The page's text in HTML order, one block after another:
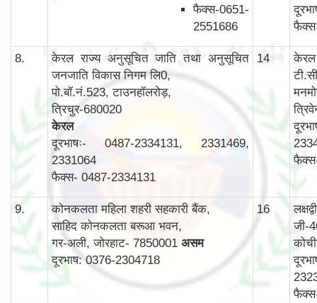
फैक्स-0651-
2551686
8.
केरल राज्य अनुसूचित जाति तथा अनुसूचित
जनजाति विकास निगम लि0,
पो.बॉ.नं.523, टाउनहॉलरोड़,
त्रिचुर-680020
केरल
दूरभाषः- 0487-2334131, 2331469,
2331064
फैक्स- 0487-2334131
14
केरल
9.
कोनकलता महिला शहरी सहकारी बैंक,
साहिद कोनकलता बरूआ भवन,
गर-अली, जोरहाट- 7850001 असम
दूरभाष: 0376-2304718
16
जी-